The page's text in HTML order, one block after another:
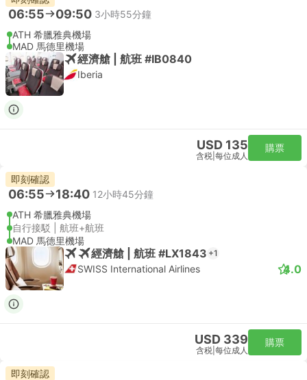
06:55 09:50 3小時55分鐘
ATH 希臘雅典機場
MAD 馬德里機場
經濟艙 | 航班 #IB0840
Iberia
USD 135
含税 每位成人
購票
即刻確認
06:55 18:40 12小時45分鐘
ATH 希臘雅典機場
自行接駁 | 航班+航班
MAD 馬德里機場
經濟艙 | 航班 #LX1843 +1
SWISS International Airlines 4.0
USD 339
含税 每位成人
購票
即刻確認